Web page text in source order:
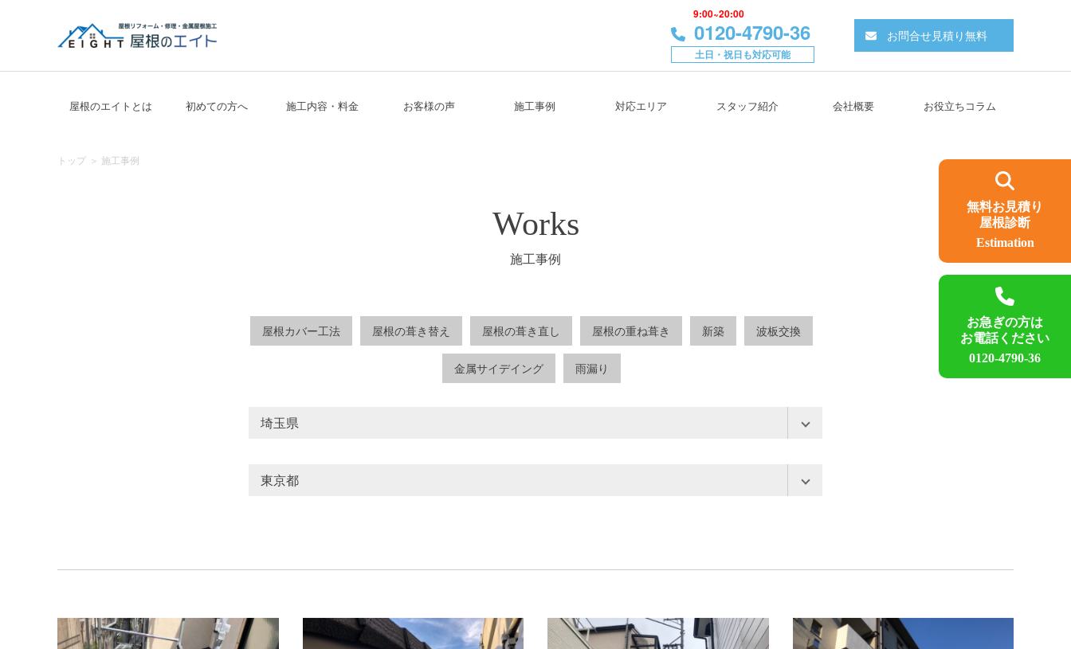
屋根のエイト｜ 東京・埼玉の屋根修理の専門店
9:00~20:00
0120-4790-36
土日・祝日も対応可能
お問合せ見積り無料
屋根のエイトとは 初めての方へ 施工内容・料金 お客様の声 施工事例 対応エリア スタッフ紹介 会社概要 お役立ちコラム
トップ 施工事例
無料お見積り
屋根診断
Estimation
お急ぎの方は
お電話ください
0120-4790-36
Works
施工事例
屋根カバー工法 屋根の葺き替え 屋根の葺き直し 屋根の重ね葺き 新築 波板交換
金属サイデイング 雨漏り
埼玉県
北本市
志木市
東京都
小金井市
府中市 文京区 新宿区 日野市 昭島市 杉並区
東久留米市
渋谷区
港区 狛江市 町田市 目黒区 福生市 稲城市 立川市
練馬区